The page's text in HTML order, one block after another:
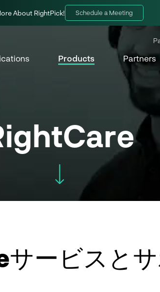
About RightPick! Schedule a Meeting
Products Partners
ービスとサ